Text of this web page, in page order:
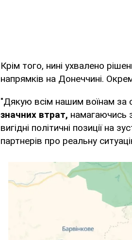
Крім того, нині ухвалено
напрямків на Донеччині.
"Дякую всім нашим воїнам за
значних втрат, намагаючись
вигідні політичні позиції на
партнерів про реальну